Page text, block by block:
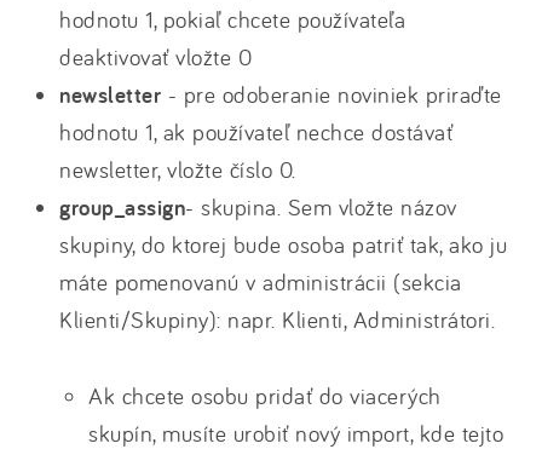
hodnotu 1, pokiaľ chcete používateľa
deaktivovať vložte 0
newsletter - pre odoberanie noviniek priraďte
hodnotu 1, ak používateľ nechce dostávať
newsletter, vložte číslo 0.
group_assign- skupina. Sem vložte názov
skupiny, do ktorej bude osoba patriť tak, ako ju
máte pomenovanú v administrácii (sekcia
Klienti/Skupiny): napr. Klienti, Administrátori.
Ak chcete osobu pridať do viacerých
skupín, musíte urobiť nový import, kde tejto